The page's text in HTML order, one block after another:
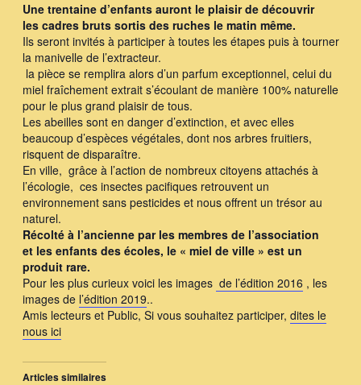
Une trentaine d’enfants auront le plaisir de découvrir
les cadres bruts sortis des ruches le matin même.
Ils seront invités à participer à toutes les étapes puis à tourner
la manivelle de l’extracteur.
la pièce se remplira alors d’un parfum exceptionnel, celui du
miel fraîchement extrait s’écoulant de manière 100% naturelle
pour le plus grand plaisir de tous.
Les abeilles sont en danger d’extinction, et avec elles
beaucoup d’espèces végétales, dont nos arbres fruitiers,
risquent de disparaître.
En ville, grâce à l’action de nombreux citoyens attachés à
l’écologie, ces insectes pacifiques retrouvent un
environnement sans pesticides et nous offrent un trésor au
naturel.
Récolté à l’ancienne par les membres de l’association
et les enfants des écoles, le « miel de ville » est un
produit rare.
Pour les plus curieux voici les images de l’édition 2016 , les
images de l’édition 2019..
Amis lecteurs et Public, Si vous souhaitez participer, dites le
nous ici
Articles similaires